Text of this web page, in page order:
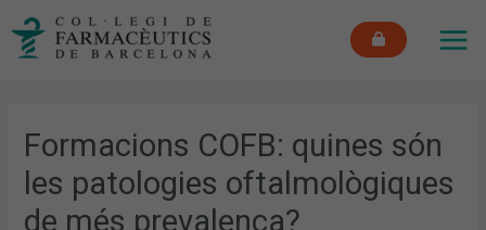
Formacions COFB: quines són
les patologies oftalmològiques
de més prevalença?